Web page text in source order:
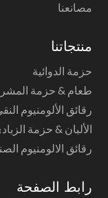
مصانعنا
منتجاتنا
حزمة الدوائية
طعام & حزمة
رقائق الألومنيوم النقي
الألبان & حزمة الزبادي
رقائق الالومنيوم
رابط الصفحة